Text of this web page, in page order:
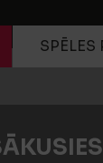
SPĒLES